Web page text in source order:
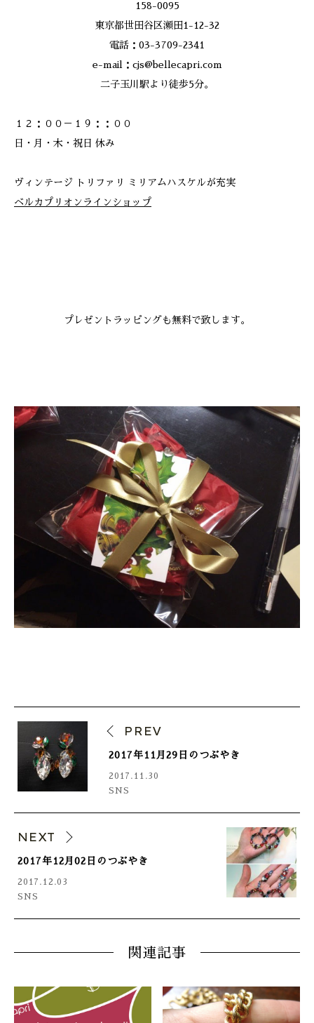
158-0095
東京都世田谷区瀬田1-12-32
電話：03-3709-2341
e-mail：cjs@bellecapri.com
二子玉川駅より徒歩5分。
１２：００－１９：：００
日・月・木・祝日 休み
ヴィンテージ トリファリ ミリアムハスケルが充実
ベルカプリオンラインショップ
プレゼントラッピングも無料で致します。
PREV
2017年11月29日のつぶやき
2017.11.30
SNS
NEXT
2017年12月02日のつぶやき
2017.12.03
SNS
関連記事